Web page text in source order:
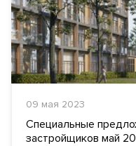
09 мая 2023
Специальные
застройщиков май